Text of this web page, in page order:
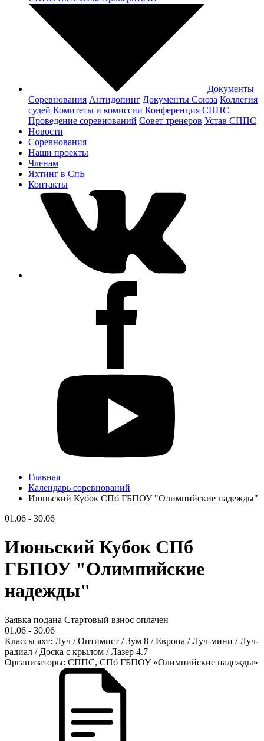
Документы
Соревнования Антидопинг Документы Cоюза Коллегия
судей Комитеты и комиссии Конференция СППС
Проведение соревнований Совет тренеров Устав СППС
Новости
Соревнования
Наши проекты
Членам
Яхтинг в СпБ
Контакты
Главная
Календарь соревнований
Июньский Кубок СПб ГБПОУ "Олимпийские надежды"
01.06 - 30.06
Июньский Кубок СПб
ГБПОУ "Олимпийские
надежды"
Заявка подана Стартовый взнос оплачен
01.06 - 30.06
Классы яхт: Луч / Оптимист / Зум 8 / Европа / Луч-мини / Луч-
радиал / Доска с крылом / Лазер 4.7
Организаторы: СППС, СПб ГБПОУ «Олимпийские надежды»